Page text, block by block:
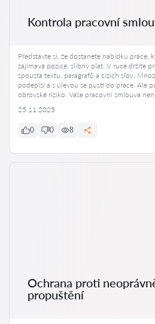
Kontrola pracovní
Představte si, že dostanete nabídku práce,
zajímavá pozice, slibný plat. V ruce držíte
spousta textu, paragrafů a cizích slov.
podepíší a s úlevou se pustí do práce. Ale
obrovské riziko. Vaše pracovní smlouva
25.11.2025
0 0 8
Ochrana proti
propuštění